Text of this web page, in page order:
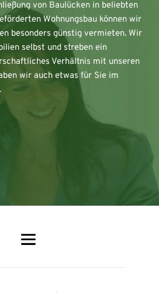
von Baulücken in beliebten
Wohnungsbau können wir
besonders günstig vermieten. Wir
selbst und streben ein
Verhältnis mit unseren
wir auch etwas für Sie im